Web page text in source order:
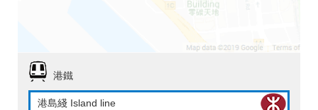
港鐵
港島綫 Island line